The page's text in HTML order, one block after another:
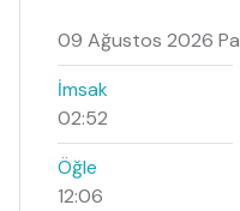
09 Ağustos 2026 Pa
İmsak
02:52
Öğle
12:06